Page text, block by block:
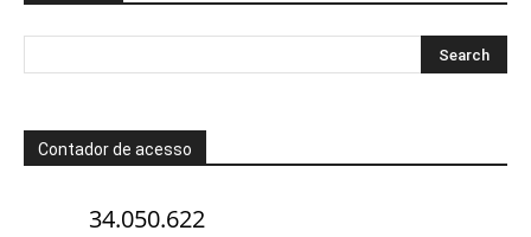
Contador de acesso
34.050.622